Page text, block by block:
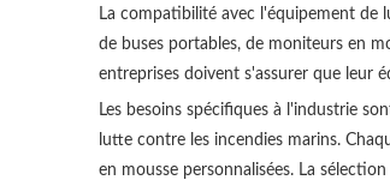
La compatibilité avec l'équipement de
de buses portables, de moniteurs en
entreprises doivent s'assurer que leur
Les besoins spécifiques à l'industrie
lutte contre les incendies marins.
en mousse personnalisées. La